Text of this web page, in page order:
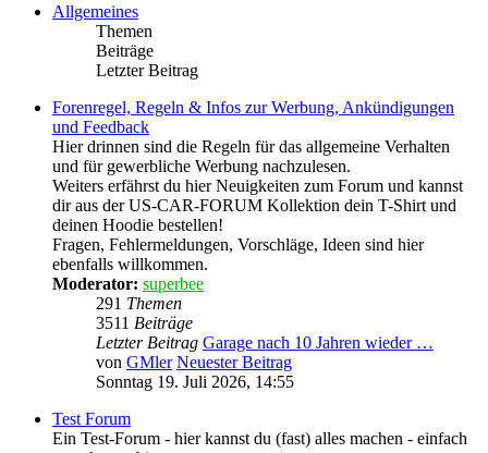
Allgemeines
Themen
Beiträge
Letzter Beitrag
Forenregel, Regeln & Infos zur Werbung, Ankündigungen
und Feedback
Hier drinnen sind die Regeln für das allgemeine Verhalten
und für gewerbliche Werbung nachzulesen.
Weiters erfährst du hier Neuigkeiten zum Forum und kannst
dir aus der US-CAR-FORUM Kollektion dein T-Shirt und
deinen Hoodie bestellen!
Fragen, Fehlermeldungen, Vorschläge, Ideen sind hier
ebenfalls willkommen.
Moderator: superbee
291 Themen
3511 Beiträge
Letzter Beitrag Garage nach 10 Jahren wieder …
von GMler Neuester Beitrag
Sonntag 19. Juli 2026, 14:55
Test Forum
Ein Test-Forum - hier kannst du (fast) alles machen - einfach